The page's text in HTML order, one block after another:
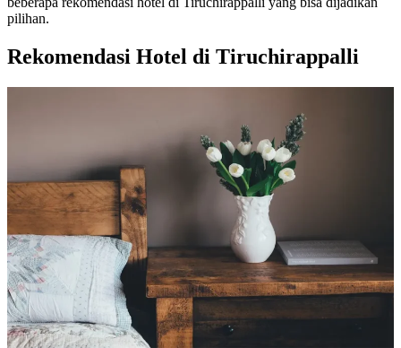
pilihan.
Rekomendasi Hotel di Tiruchirappalli